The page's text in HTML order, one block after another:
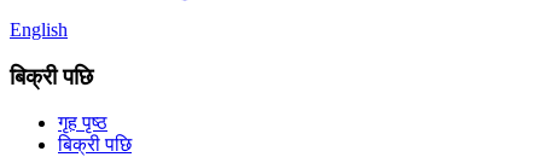
English
बिक्री पछि
गृह पृष्ठ
बिक्री पछि